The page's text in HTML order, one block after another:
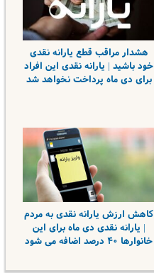
هشدار مراقب قطع یارانه نقدی
خود باشید | یارانه نقدی این افراد
برای دی ماه پرداخت نخواهد شد
کاهش ارزش یارانه نقدی به مردم
| یارانه نقدی دی ماه برای این
خانوارها ۴۰ درصد اضافه می شود